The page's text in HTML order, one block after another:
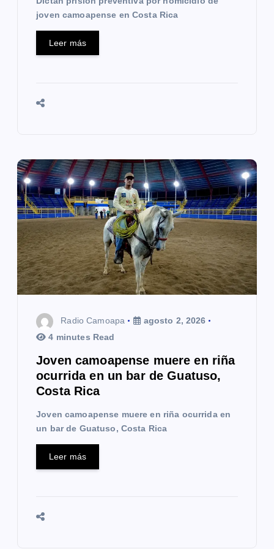
joven camoapense en Costa Rica
Leer más
Radio Camoapa
agosto 2, 2026
4 minutes Read
Joven camoapense muere en riña
ocurrida en un bar de Guatuso,
Costa Rica
Joven camoapense muere en riña ocurrida en
un bar de Guatuso, Costa Rica
Leer más